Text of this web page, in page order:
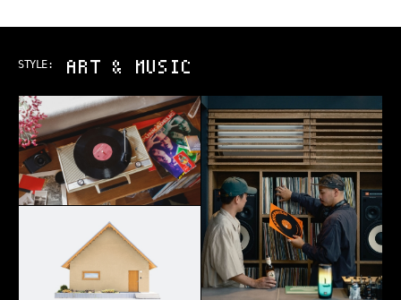
STYLE: OUTDOOR